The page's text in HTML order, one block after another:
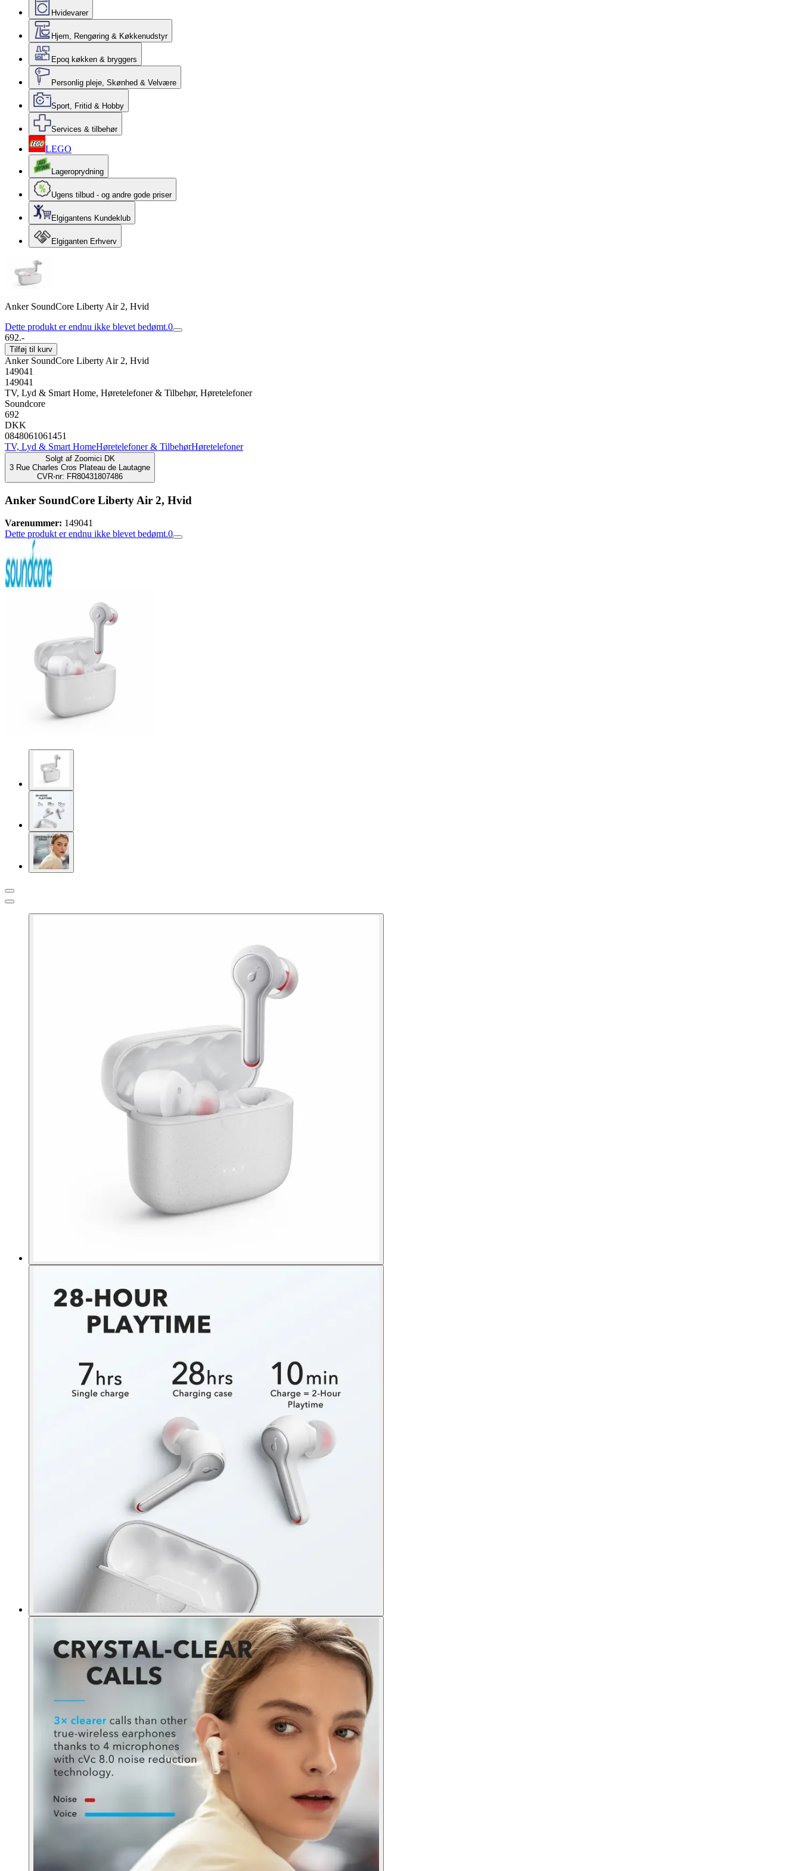
Hvidevarer
Hjem, Rengøring & Køkkenudstyr
Epoq køkken & bryggers
Personlig pleje, Skønhed & Velvære
Sport, Fritid & Hobby
Services & tilbehør
LEGO
Lageroprydning
Ugens tilbud - og andre gode priser
Elgigantens Kundeklub
Elgiganten Erhverv
Anker SoundCore Liberty Air 2, Hvid
Dette produkt er endnu ikke blevet bedømt.0
692.-
Tilføj til kurv
Anker SoundCore Liberty Air 2, Hvid
149041
149041
TV, Lyd & Smart Home, Høretelefoner & Tilbehør, Høretelefoner
Soundcore
692
DKK
0848061061451
TV, Lyd & Smart HomeHøretelefoner & TilbehørHøretelefoner
Solgt af Zoomici DK
3 Rue Charles Cros Plateau de Lautagne
CVR-nr: FR80431807486
Anker SoundCore Liberty Air 2, Hvid
Varenummer: 149041
Dette produkt er endnu ikke blevet bedømt.0